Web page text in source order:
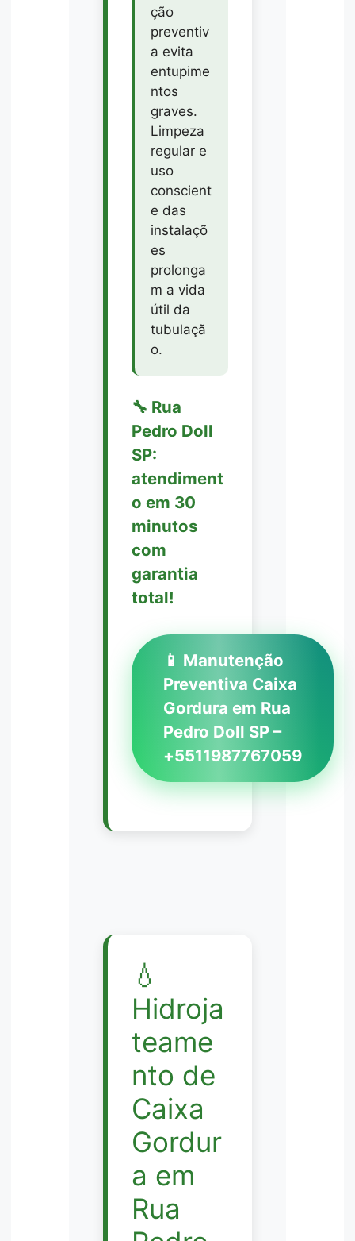
ção
preventiv
a evita
entupime
ntos
graves.
Limpeza
regular e
uso
conscient
e das
instalaçõ
es
prolonga
m a vida
útil da
tubulaçã
o.
🔧 Rua
Pedro Doll
SP:
atendiment
o em 30
minutos
com
garantia
total!
📱 Manutenção
Preventiva Caixa
Gordura em Rua
Pedro Doll SP –
+5511987767059
💧
Hidroja
teame
nto de
Caixa
Gordur
a em
Rua